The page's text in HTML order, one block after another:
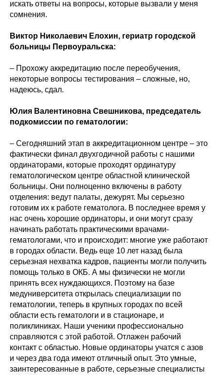
искать ответы на вопросы, которые вызвали у меня
сомнения.
Виктор Николаевич Елохин, гериатр городской
больницы Первоуральска:
– Прохожу аккредитацию после переобучения,
некоторые вопросы тестирования – сложные, но,
надеюсь, сдал.
Юлия Валентиновна Свешникова, председатель
подкомиссии по гематологии:
– Сегодняшний этап в аккредитационном центре – это
фактически финал двухгодичной работы с нашими
ординаторами, которые проходят ординатуру
гематологическом центре областной клинической
больницы. Они полноценно включены в работу
отделения: ведут палаты, дежурят. Мы серьезно
готовим их к работе гематолога. В последнее время у
нас очень хорошие ординаторы, и они могут сразу
начинать работать практическими врачами-
гематологами, что и происходит: многие уже работают
в городах области. Ведь еще 10 лет назад была
серьезная нехватка кадров, пациенты могли получить
помощь только в ОКБ. А мы физически не могли
принять всех нуждающихся. Поэтому на базе
медуниверситета открылась специализации по
гематологии, теперь в крупных городах по всей
области есть гематологи и в стационаре, и
поликлиниках. Наши ученики профессионально
справляются с этой работой. Отлажен рабочий
контакт с областью. Новые ординаторы учатся с азов
и через два года имеют отличный опыт. Это умные,
заинтересованные в работе, серьезные специалисты